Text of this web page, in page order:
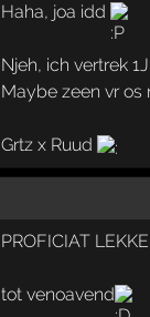
Haha, joa idd
Njeh, ich vertrek
Maybe zeen vr os
Grtz x Ruud
PROFICIAT
tot venoavend